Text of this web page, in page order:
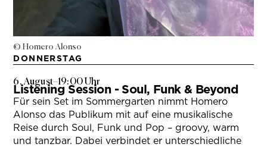
© Homero Alonso
DONNERSTAG
6. August–19:00 Uhr
Listening Session - Soul, Funk & Beyond
Für sein Set im Sommergarten nimmt Homero
Alonso das Publikum mit auf eine musikalische
Reise durch Soul, Funk und Pop – groovy, warm
und tanzbar. Dabei verbindet er unterschiedliche